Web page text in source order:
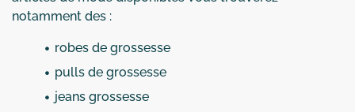
notamment des :
robes de grossesse
pulls de grossesse
jeans grossesse